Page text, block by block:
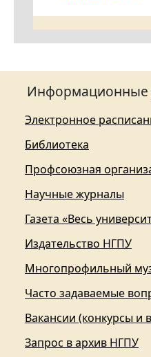
Информационные
Электронное
Библиотека
Профсоюзная
Научные журналы
Газета «Весь
Издательство НГПУ
Многопрофильный
Часто задаваемые
Вакансии (конкурсы и
Запрос в архив НГПУ